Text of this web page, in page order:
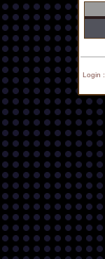
Login :